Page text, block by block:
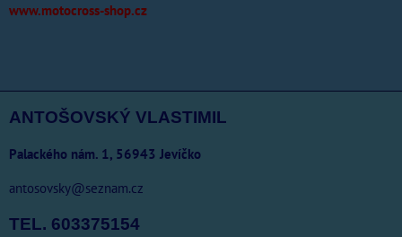
www.motocross-shop.cz
ANTOŠOVSKÝ VLASTIMIL
Palackého nám. 1, 56943 Jevíčko
antosovsky@seznam.cz
TEL. 603375154